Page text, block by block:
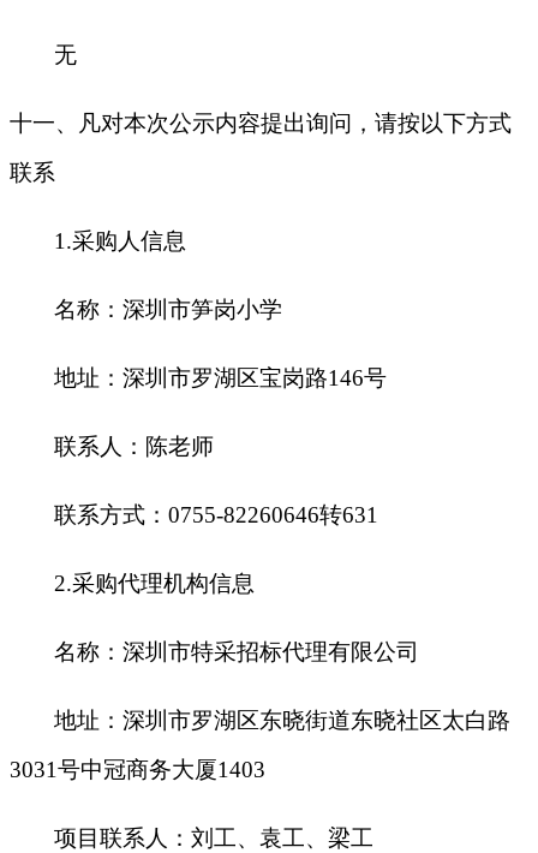
无
十一、凡对本次公示内容提出询问，请按以下方式
联系
1.采购人信息
名称：深圳市笋岗小学
地址：深圳市罗湖区宝岗路146号
联系人：陈老师
联系方式：0755-82260646转631
2.采购代理机构信息
名称：深圳市特采招标代理有限公司
地址：深圳市罗湖区东晓街道东晓社区太白路
3031号中冠商务大厦1403
项目联系人：刘工、袁工、梁工